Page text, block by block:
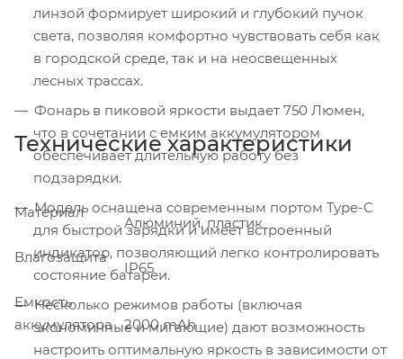
линзой формирует широкий и глубокий пучок
света, позволяя комфортно чувствовать себя как
в городской среде, так и на неосвещенных
лесных трассах.
Фонарь в пиковой яркости выдает 750 Люмен,
что в сочетании с емким аккумулятором
обеспечивает длительную работу без
подзарядки.
Модель оснащена современным портом Type-C
для быстрой зарядки и имеет встроенный
индикатор, позволяющий легко контролировать
состояние батареи.
Несколько режимов работы (включая
экономичные и мигающие) дают возможность
настроить оптимальную яркость в зависимости от
Технические характеристики
Материал
Алюминий, пластик
Влагозащита
IP65
Емкость
аккумулятора
2000 mAh